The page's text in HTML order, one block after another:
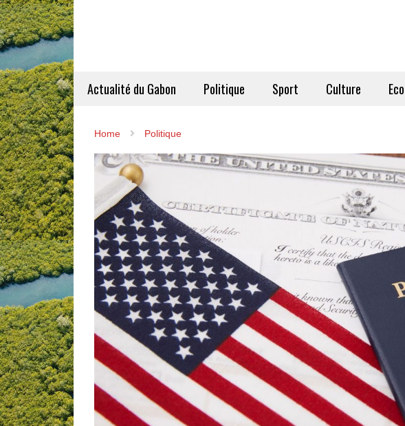
Actualité du Gabon Politique Sport Culture
Home Politique